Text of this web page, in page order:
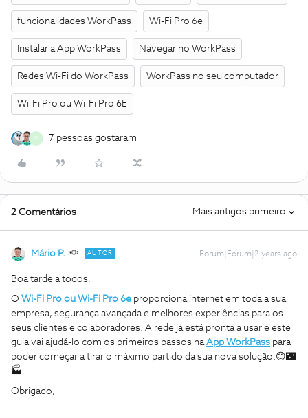
funcionalidades WorkPass Wi-Fi Pro 6e
Instalar a App WorkPass Navegar no WorkPass
Redes Wi-Fi do WorkPass WorkPass no seu computador
Wi-Fi Pro ou Wi-Fi Pro 6E
M 7 pessoas gostaram
2 Comentários Mais antigos primeiro
Mário P. AUTOR Forum|Forum|2 years ago
Boa tarde a todos,
O Wi-Fi Pro ou Wi-Fi Pro 6e proporciona internet em toda a sua
empresa, segurança avançada e melhores experiências para os
seus clientes e colaboradores. A rede já está pronta a usar e este
guia vai ajudá-lo com os primeiros passos naApp WorkPass para
poder começar a tirar o máximo partido da sua nova solução.😊🌃
🏭
Obrigado,